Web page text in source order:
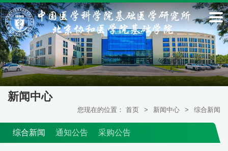
新闻中心
您现在的位置： 首页 > 新闻中心 > 综合新闻
综合新闻 通知公告 采购公告